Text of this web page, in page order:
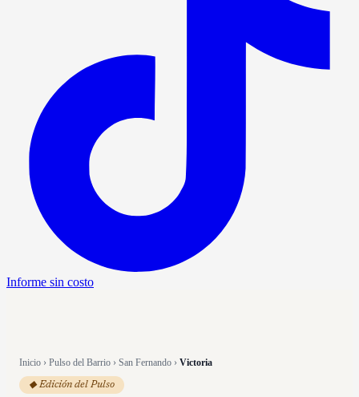
Informe sin costo
Inicio › Pulso del Barrio › San Fernando › Victoria
◆ Edición del Pulso